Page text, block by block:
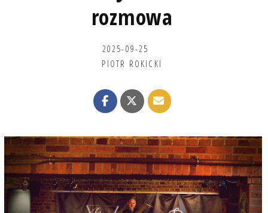
rozmowa
2025-09-25
PIOTR ROKICKI